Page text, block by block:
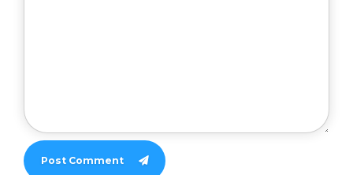
Post Comment